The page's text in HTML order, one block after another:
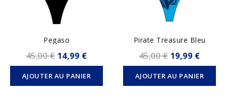
Pegaso
45,00 € 14,99 €
AJOUTER AU PANIER
Pirate Treasure Bleu
45,00 € 19,99 €
AJOUTER AU PANIER